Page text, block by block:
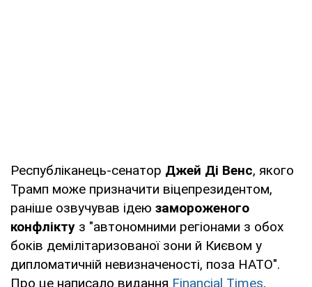
Республіканець-сенатор Джей Ді Венс, якого
Трамп може призначити віцепрезидентом,
раніше озвучував ідею замороженого
конфлікту з "автономними регіонами з обох
боків демілітаризованої зони й Києвом у
дипломатичній невизначеності, поза НАТО".
Про це написало видання Financial Times.